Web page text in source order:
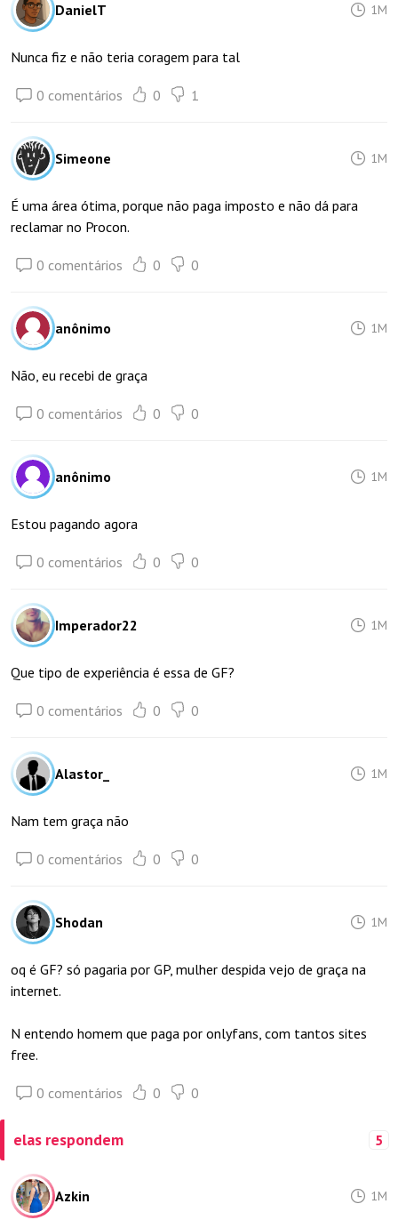
DanielT 1M
Nunca fiz e não teria coragem para tal
0 comentários 0 1
Simeone 1M
É uma área ótima, porque não paga imposto e não dá para
reclamar no Procon.
0 comentários 0 0
anônimo 1M
Não, eu recebi de graça
0 comentários 0 0
anônimo 1M
Estou pagando agora
0 comentários 0 0
Imperador22 1M
Que tipo de experiência é essa de GF?
0 comentários 0 0
Alastor_ 1M
Nam tem graça não
0 comentários 0 0
Shodan 1M
oq é GF? só pagaria por GP, mulher despida vejo de graça na
internet.
N entendo homem que paga por onlyfans, com tantos sites
free.
0 comentários 0 0
elas respondem 5
Azkin 1M